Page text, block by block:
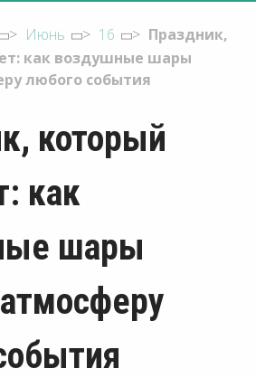
> Июнь > 16 > Праздник,
как воздушные шары
любого события
который
как
шары